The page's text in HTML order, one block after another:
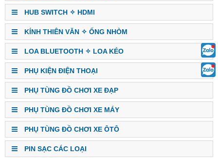
HUB SWITCH ✧ HDMI
KÍNH THIÊN VĂN ✧ ỐNG NHÒM
LOA BLUETOOTH ✧ LOA KÉO
PHỤ KIỆN ĐIỆN THOẠI
PHỤ TÙNG ĐỒ CHƠI XE ĐẠP
PHỤ TÙNG ĐỒ CHƠI XE MÁY
PHỤ TÙNG ĐỒ CHƠI XE ÔTÔ
PIN SẠC CÁC LOẠI